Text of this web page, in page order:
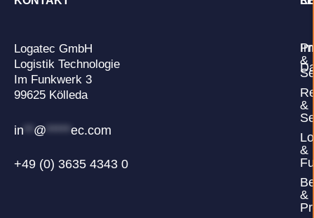
Logatec GmbH
Logistik Technologie
Im Funkwerk 3
99625 Kölleda
in ** @ ***** ec.com
+49 (0) 3635 4343 0
&
&
&
&